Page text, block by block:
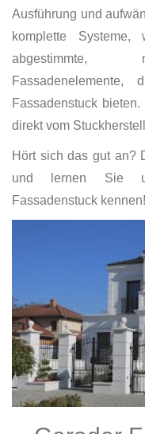
Ausführung und
komplette
abgestimmte,
Fassadenstuck
direkt vom
Hört sich das gut an?
und lernen Sie
Fassadenstuck kennen!